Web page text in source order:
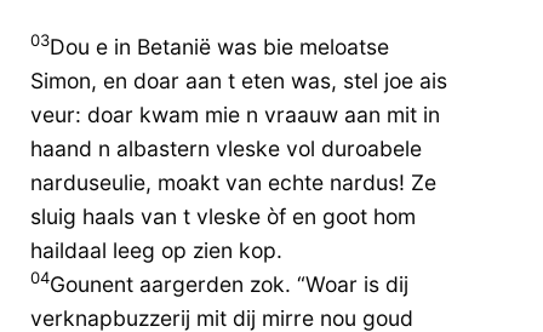
03Dou e in Betanië was bie meloatse
Simon, en doar aan t eten was, stel joe ais
veur: doar kwam mie n vraauw aan mit in
haand n albastern vleske vol duroabele
narduseulie, moakt van echte nardus! Ze
sluig haals van t vleske òf en goot hom
haildaal leeg op zien kop.
04Gounent aargerden zok. “Woar is dij
verknapbuzzerij mit dij mirre nou goud